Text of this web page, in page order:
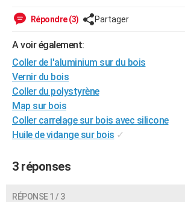
Alimentation
Guide de la santé
Maladies
Médicaments
Sommeil
VOYAGE
Destinations
City break
Voyage nature
Voyage de noces
Forum
Climat
PHOTO
GUIDES D'ACHAT
BONS PLANS
CARTE DE VOEUX
Carte de Noël
Carte Bonne année
Carte Saint-Valentin
Carte Pâques
Carte d'anniversaire
DICTIONNAIRE
Dictionnaire
Biographies
Citations
Expressions
Proverbes
PROGRAMME TV
COPAINS D'AVANT
Répondre (3) Partager
A voir également:
Coller de l'aluminium sur du bois
Vernir du bois
Coller du polystyrène
Map sur bois
Coller carrelage sur bois avec silicone
Huile de vidange sur bois ✓
3 réponses
RÉPONSE 1 / 3